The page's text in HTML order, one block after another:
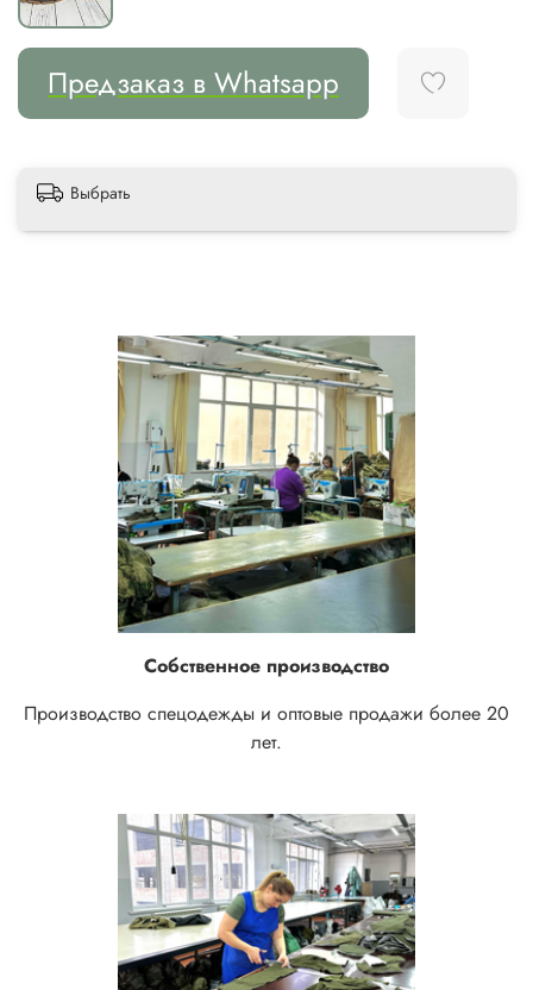
Предзаказ в Whatsapp
Выбрать
Собственное производство
Производство спецодежды и оптовые продажи более 20
лет.